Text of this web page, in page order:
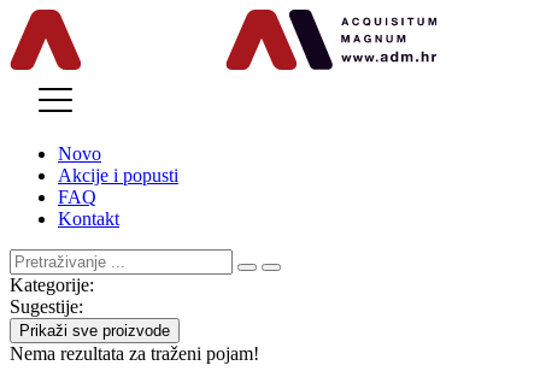
Novo
Akcije i popusti
FAQ
Kontakt
Kategorije:
Sugestije:
Prikaži sve proizvode
Nema rezultata za traženi pojam!